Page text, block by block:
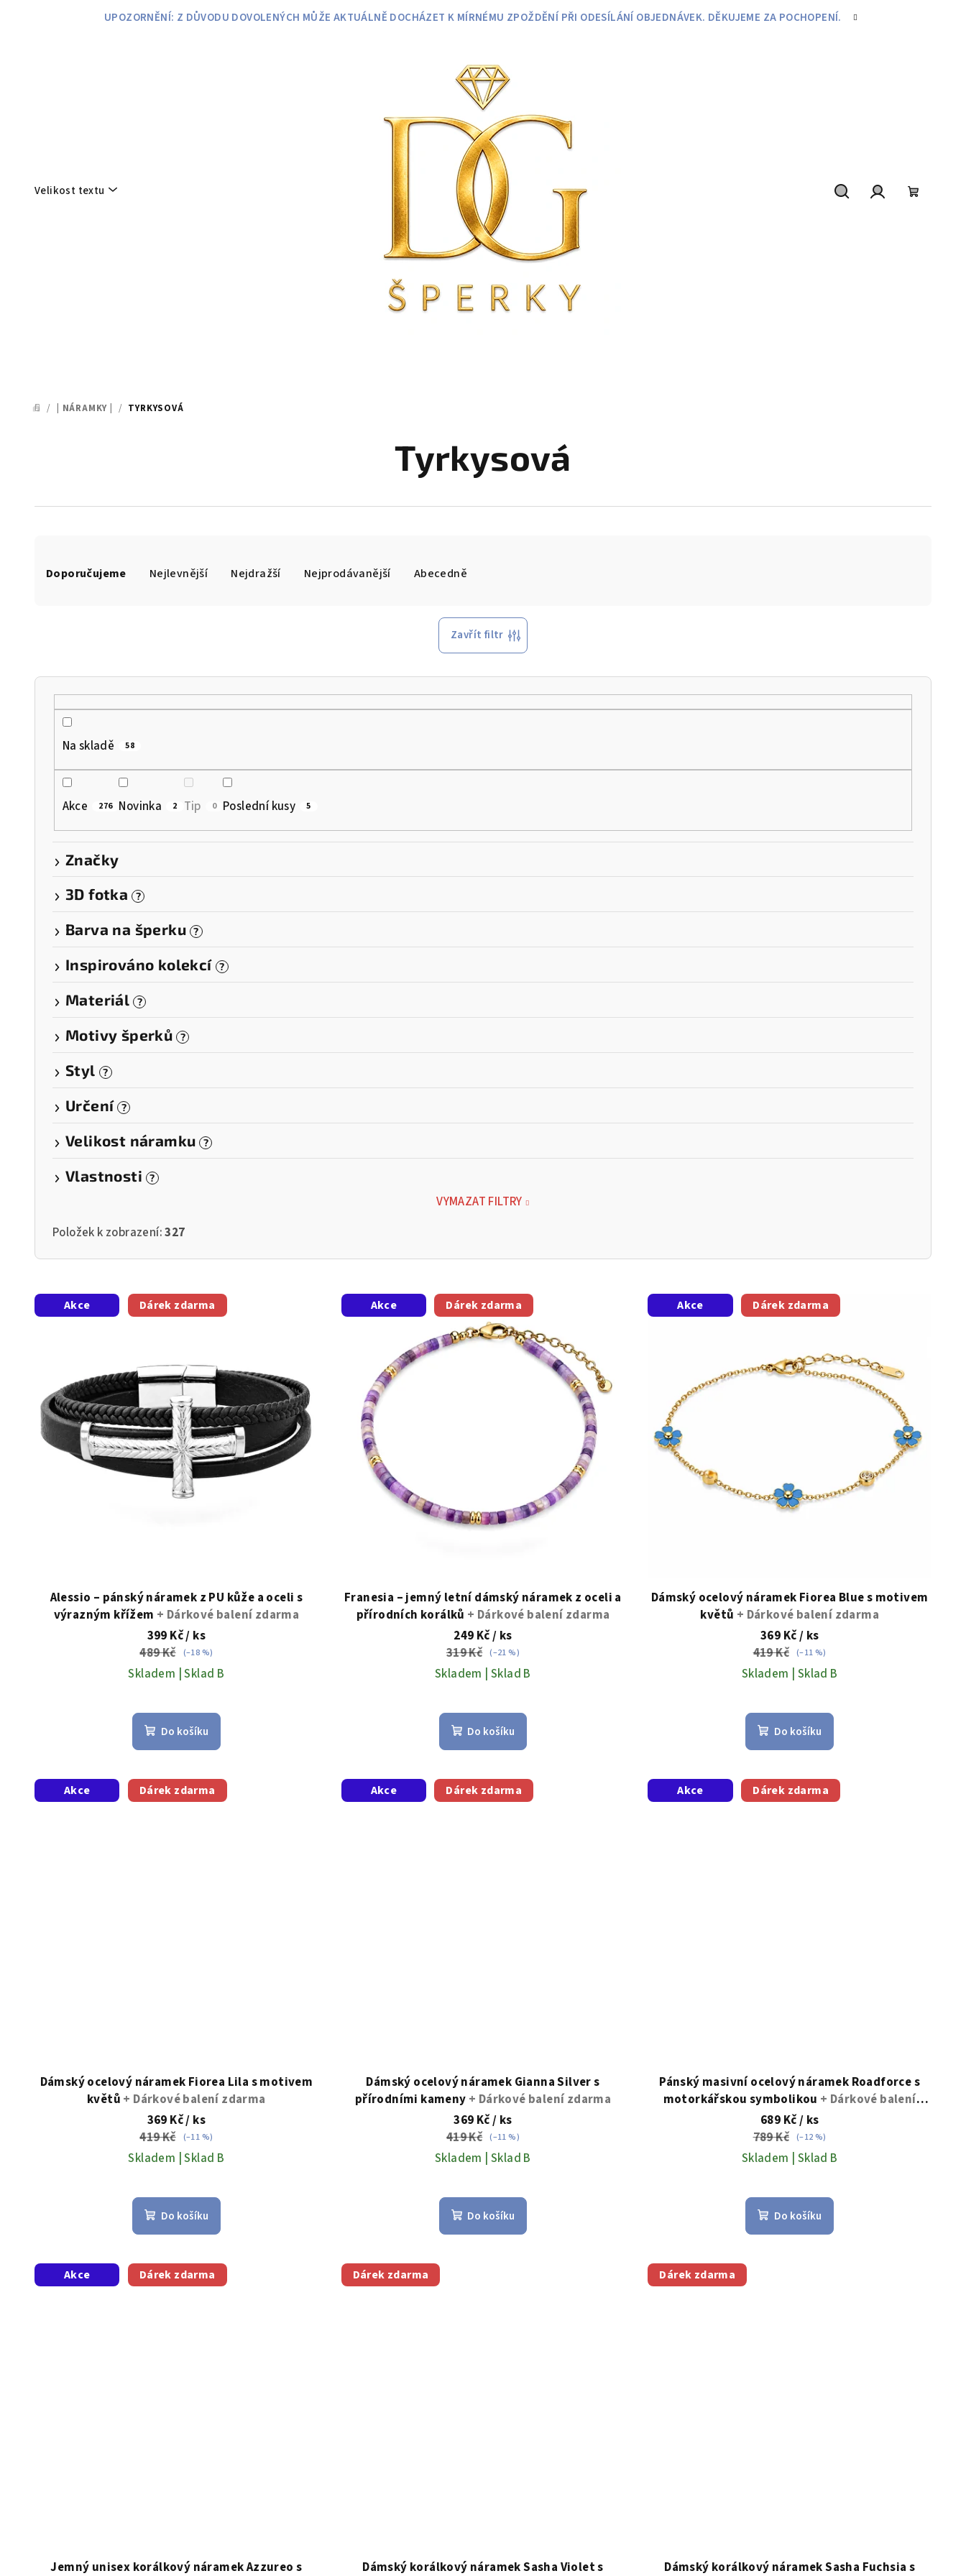
UPOZORNĚNÍ: Z DŮVODU DOVOLENÝCH MŮŽE AKTUÁLNĚ DOCHÁZET K MÍRNÉMU ZPOŽDĚNÍ PŘI ODESÍLÁNÍ OBJEDNÁVEK. DĚKUJEME ZA POCHOPENÍ.
Velikost textu
DOMŮ
/ | NÁRAMKY | / TYRKYSOVÁ
Tyrkysová
aDoporučujeme Nejlevnější Nejdražší Nejprodávanější Abecedně
Zavřít filtr
Na skladě 58
Akce 276 Novinka 2 Tip 0 Poslední kusy 5
Značky
3D fotka
?
Barva na šperku ?
Inspirováno kolekcí ?
Materiál ?
Motivy šperků ?
Styl ?
Určení ?
Velikost náramku ?
Vlastnosti ?
VYMAZAT FILTRY
Položek k zobrazení:327
V
ý
s
p
Akce Dárek zdarma
Alessio – pánský náramek z PU kůže a oceli s
výrazným křížem + Dárkové balení zdarma
399 Kč/ ks
489 Kč
(–18 %)
Skladem | Sklad B
Do košíku
Akce Dárek zdarma
Franesia – jemný letní dámský náramek z oceli a
přírodních korálků + Dárkové balení zdarma
249 Kč/ ks
319 Kč (–21 %)
Skladem | Sklad B
Do košíku
Akce Dárek zdarma
Dámský ocelový náramek Fiorea Blue s motivem
květů + Dárkové balení zdarma
369 Kč/ ks
419 Kč (–11 %)
Skladem | Sklad B
Do košíku
Akce Dárek zdarma
Dámský ocelový náramek Fiorea Lila s motivem
květů + Dárkové balení zdarma
369 Kč/ ks
419 Kč
(–11 %)
Skladem | Sklad B
Do košíku
Akce Dárek zdarma
Dámský ocelový náramek Gianna Silver s
přírodními kameny + Dárkové balení zdarma
369 Kč/ ks
419 Kč (–11 %)
Skladem | Sklad B
Do košíku
Akce Dárek zdarma
Pánský masivní ocelový náramek Roadforce s
motorkářskou symbolikou + Dárkové balení
zdarma
689 Kč/ ks
789 Kč (–12 %)
Skladem | Sklad B
Do košíku
Akce Dárek zdarma
Jemný unisex korálkový náramek Azzureo s
Dárek zdarma
Dámský korálkový náramek Sasha Violet s
Dárek zdarma
Dámský korálkový náramek Sasha Fuchsia s